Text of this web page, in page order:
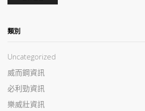
類別
Uncategorized
威而鋼資訊
必利勁資訊
樂威壯資訊